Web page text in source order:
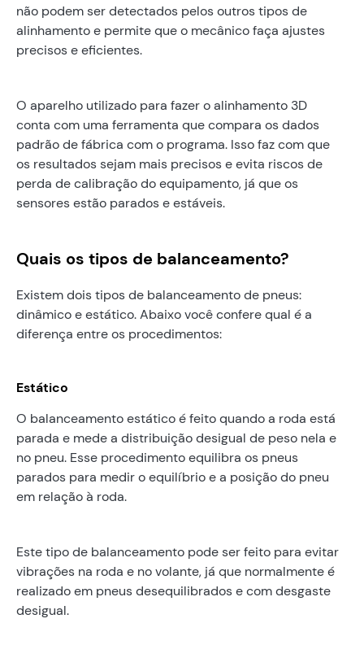
não podem ser detectados pelos outros tipos de
alinhamento e permite que o mecânico faça ajustes
precisos e eficientes.
O aparelho utilizado para fazer o alinhamento 3D
conta com uma ferramenta que compara os dados
padrão de fábrica com o programa. Isso faz com que
os resultados sejam mais precisos e evita riscos de
perda de calibração do equipamento, já que os
sensores estão parados e estáveis.
Quais os tipos de balanceamento?
Existem dois tipos de balanceamento de pneus:
dinâmico e estático. Abaixo você confere qual é a
diferença entre os procedimentos:
Estático
O balanceamento estático é feito quando a roda está
parada e mede a distribuição desigual de peso nela e
no pneu. Esse procedimento equilibra os pneus
parados para medir o equilíbrio e a posição do pneu
em relação à roda.
Este tipo de balanceamento pode ser feito para evitar
vibrações na roda e no volante, já que normalmente é
realizado em pneus desequilibrados e com desgaste
desigual.